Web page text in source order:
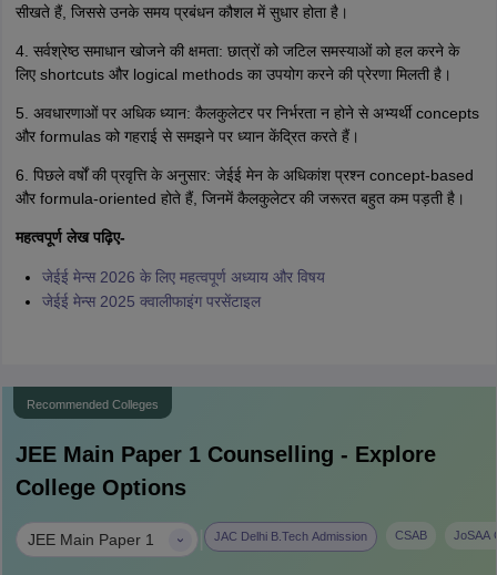
सीखते हैं, जिससे उनके समय प्रबंधन कौशल में सुधार होता है।
4. सर्वश्रेष्ठ समाधान खोजने की क्षमता: छात्रों को जटिल समस्याओं को हल करने के
लिए shortcuts और logical methods का उपयोग करने की प्रेरणा मिलती है।
5. अवधारणाओं पर अधिक ध्यान: कैलकुलेटर पर निर्भरता न होने से अभ्यर्थी concepts
और formulas को गहराई से समझने पर ध्यान केंद्रित करते हैं।
6. पिछले वर्षों की प्रवृत्ति के अनुसार: जेईई मेन के अधिकांश प्रश्न concept-based
और formula-oriented होते हैं, जिनमें कैलकुलेटर की जरूरत बहुत कम पड़ती है।
महत्वपूर्ण लेख पढ़िए-
जेईई मेन्स 2026 के लिए महत्वपूर्ण अध्याय और विषय
जेईई मेन्स 2025 क्वालीफाइंग परसेंटाइल
Recommended Colleges
JEE Main Paper 1Counselling - Explore
College Options
JEE Main Paper 1 JAC Delhi B.Tech Admission CSAB JoSAA